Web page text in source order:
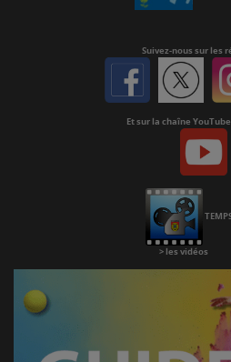
Suivez-nous sur les
Facebook
Twitter
Et sur la chaîne
Chaine
> les vidéos